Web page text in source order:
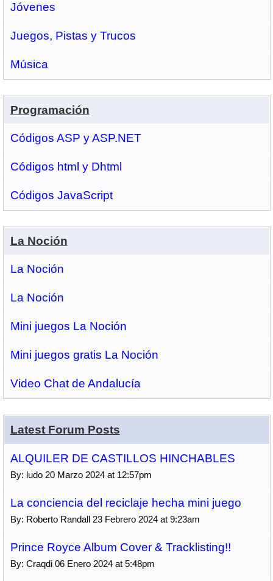
Jóvenes
Juegos, Pistas y Trucos
Música
Programación
Códigos ASP y ASP.NET
Códigos html y Dhtml
Códigos JavaScript
La Noción
La Noción
La Noción
Mini juegos La Noción
Mini juegos gratis La Noción
Video Chat de Andalucía
Latest Forum Posts
ALQUILER DE CASTILLOS HINCHABLES
By: ludo 20 Marzo 2024 at 12:57pm
La conciencia del reciclaje hecha mini juego
By: Roberto Randall 23 Febrero 2024 at 9:23am
Prince Royce Album Cover & Tracklisting!!
By: Craqdi 06 Enero 2024 at 5:48pm